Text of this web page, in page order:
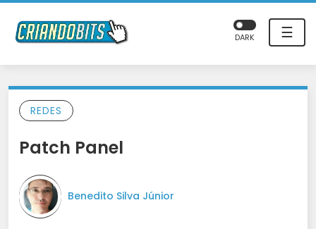
☰
DARK
REDES
Patch Panel
Benedito Silva Júnior